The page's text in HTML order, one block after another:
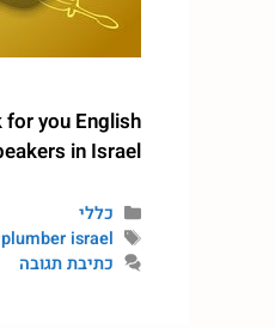
you English
in Israel
כללי
plumber israel
כתיבת תגובה